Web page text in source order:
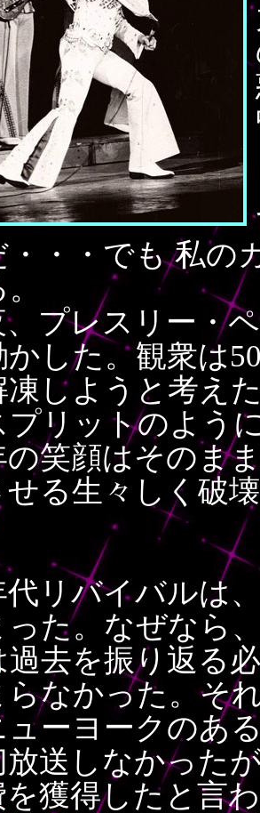
・・でも 私の
プレスリー・
かした。観衆は
凍しようと考え
プリットのよう
の笑顔はそのま
せる生々しく破
代リバイバルは
った。なぜなら
過去を振り返る
らなかった。そ
ューヨークのあ
放送しなかった
を獲得したと言